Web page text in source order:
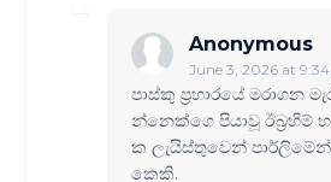
Anonymous
June 3, 2026 at
පාස්කු ප්‍රහාරයේ මරාගන
න්නෙක්ගෙ පියාවූ ඊබ්‍රහිම්
ක ලැයිස්තුවෙන්
කෙකි.